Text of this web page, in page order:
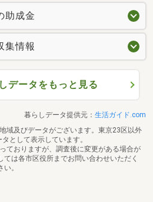
助成金
集情報
データをもっと見る
暮らしデータ提供元： 生活ガイド.com
域及びデータがございます。東京23区以外
として表示しています。
ておりますが、調査後に変更がある場合が
は各市区役所までお問い合わせいただく
。